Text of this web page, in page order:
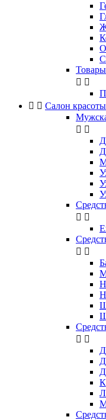
 
  Салон красоты
 
 
 
 